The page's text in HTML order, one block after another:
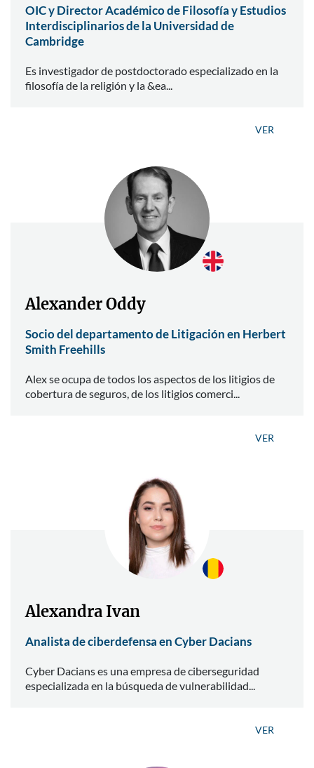
OIC y Director Académico de Filosofía y Estudios
Interdisciplinarios de la Universidad de
Cambridge
Es investigador de postdoctorado especializado en la
filosofía de la religión y la &ea...
VER
Alexander Oddy
Socio del departamento de Litigación en Herbert
Smith Freehills
Alex se ocupa de todos los aspectos de los litigios de
cobertura de seguros, de los litigios comerci...
VER
Alexandra Ivan
Analista de ciberdefensa en Cyber Dacians
Cyber Dacians es una empresa de ciberseguridad
especializada en la búsqueda de vulnerabilidad...
VER